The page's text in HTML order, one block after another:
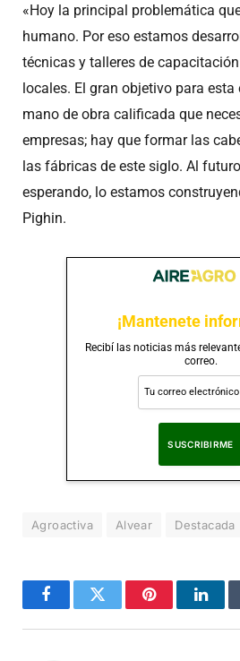
«Hoy la principal problemática
humano. Por eso estamos
técnicas y talleres de
locales. El gran objetivo para esta
mano de obra calificada que
empresas; hay que formar las
las fábricas de este siglo. Al
esperando, lo estamos
Pighin.
¡Mantenete
Recibí las noticias más
correo.
Agroactiva Alvear Destacada
FacebookTwitter Pinterest